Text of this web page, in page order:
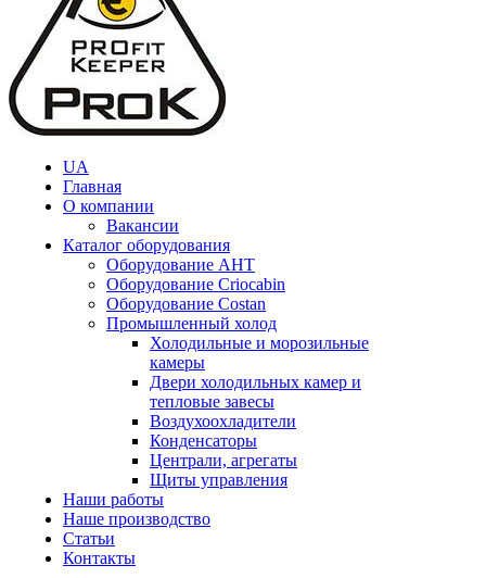
UA
Главная
О компании
Вакансии
Каталог оборудования
Оборудование AHT
Оборудование Criocabin
Оборудование Costan
Промышленный холод
Холодильные и морозильные
камеры
Двери холодильных камер и
тепловые завесы
Воздухоохладители
Конденсаторы
Централи, агрегаты
Щиты управления
Наши работы
Наше производство
Статьи
Контакты